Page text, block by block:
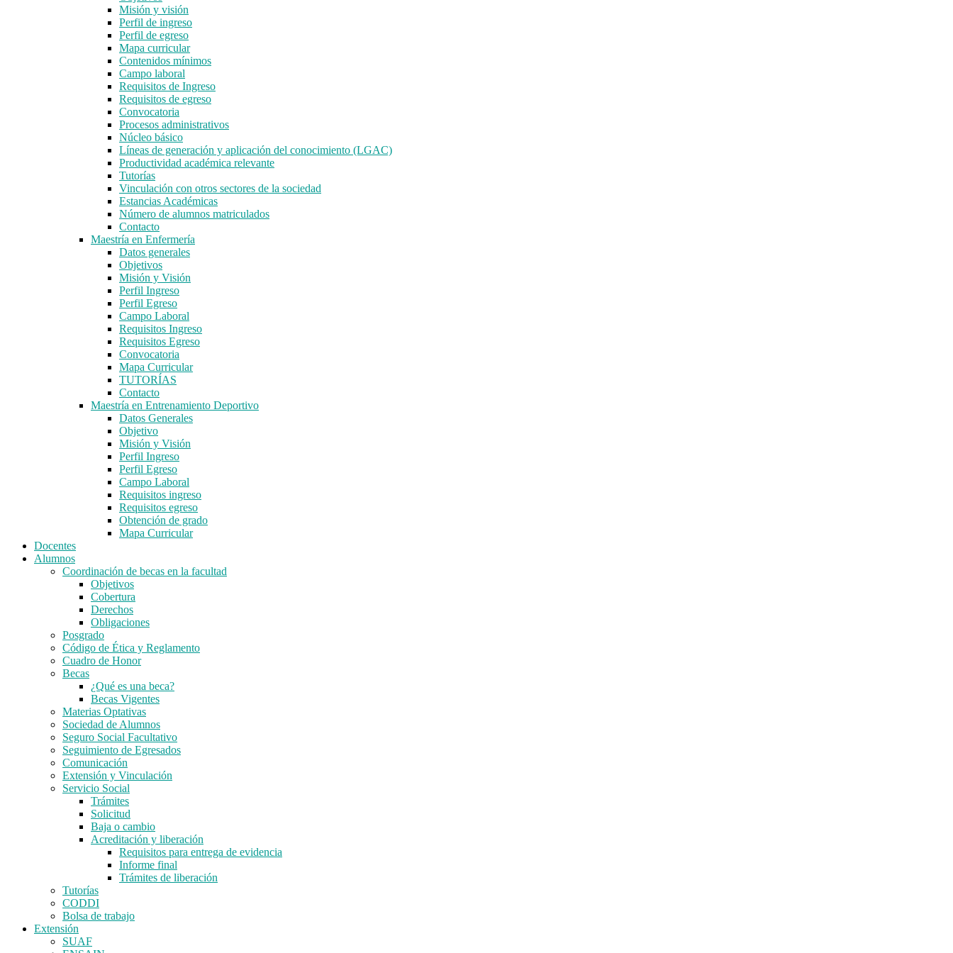
Misión y visión
Perfil de ingreso
Perfil de egreso
Mapa curricular
Contenidos mínimos
Campo laboral
Requisitos de Ingreso
Requisitos de egreso
Convocatoria
Procesos administrativos
Núcleo básico
Líneas de generación y aplicación del conocimiento (LGAC)
Productividad académica relevante
Tutorías
Vinculación con otros sectores de la sociedad
Estancias Académicas
Número de alumnos matriculados
Contacto
Maestría en Enfermería
Datos generales
Objetivos
Misión y Visión
Perfil Ingreso
Perfil Egreso
Campo Laboral
Requisitos Ingreso
Requisitos Egreso
Convocatoria
Mapa Curricular
TUTORÍAS
Contacto
Maestría en Entrenamiento Deportivo
Datos Generales
Objetivo
Misión y Visión
Perfil Ingreso
Perfil Egreso
Campo Laboral
Requisitos ingreso
Requisitos egreso
Obtención de grado
Mapa Curricular
Docentes
Alumnos
Coordinación de becas en la facultad
Objetivos
Cobertura
Derechos
Obligaciones
Posgrado
Código de Ética y Reglamento
Cuadro de Honor
Becas
¿Qué es una beca?
Becas Vigentes
Materias Optativas
Sociedad de Alumnos
Seguro Social Facultativo
Seguimiento de Egresados
Comunicación
Extensión y Vinculación
Servicio Social
Trámites
Solicitud
Baja o cambio
Acreditación y liberación
Requisitos para entrega de evidencia
Informe final
Trámites de liberación
Tutorías
CODDI
Bolsa de trabajo
Extensión
SUAF